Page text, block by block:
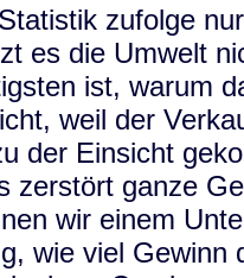
zufolge
es die Umwelt
ist, warum
weil der
der Einsicht
zerstört ganze
wir einem
wie viel